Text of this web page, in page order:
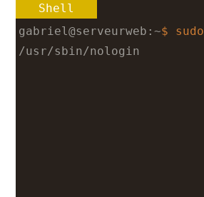
Shell
gabriel@serveurweb:~$ sudo
/usr/sbin/nologin